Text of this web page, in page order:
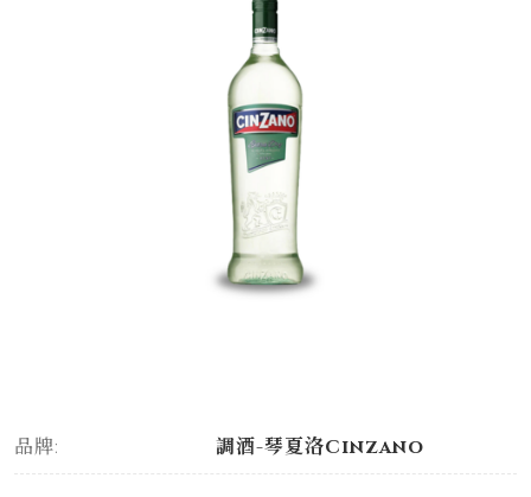
品牌: 調酒-琴夏洛Cinzano